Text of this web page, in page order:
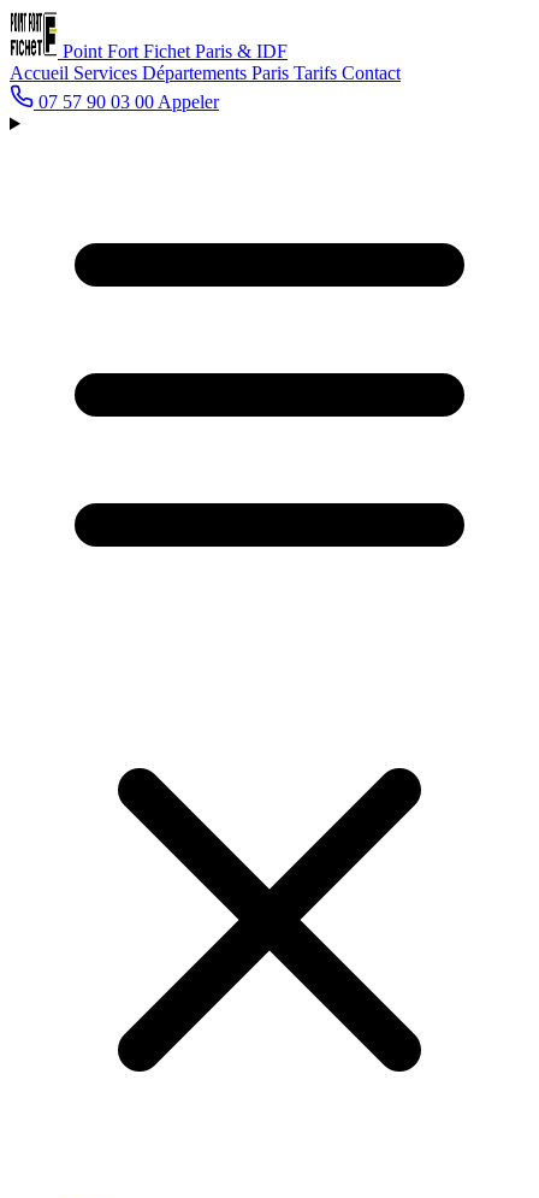
Point Fort Fichet Paris & IDF
Accueil Services Départements Paris Tarifs Contact
07 57 90 03 00 Appeler